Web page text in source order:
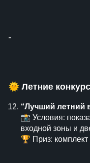
⁃
🌞 Летние
“Лучший летний
📸 Условия:
входной зоны и
🏆 Приз: комплект